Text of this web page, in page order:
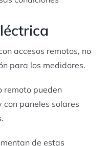
accesos remotos, no
para los medidores.
remoto pueden
paneles solares
de estas